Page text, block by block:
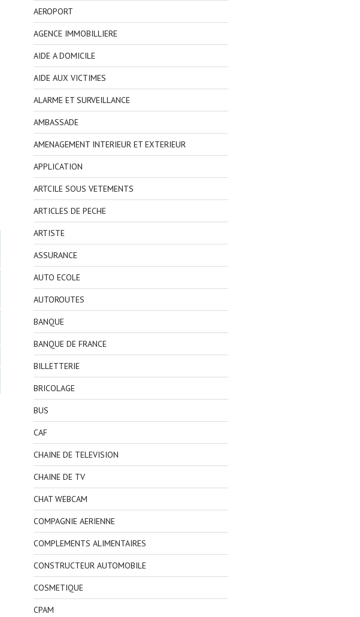
AEROPORT
AGENCE IMMOBILLIERE
AIDE A DOMICILE
AIDE AUX VICTIMES
ALARME ET SURVEILLANCE
AMBASSADE
AMENAGEMENT INTERIEUR ET EXTERIEUR
APPLICATION
ARTCILE SOUS VETEMENTS
ARTICLES DE PECHE
ARTISTE
ASSURANCE
AUTO ECOLE
AUTOROUTES
BANQUE
BANQUE DE FRANCE
BILLETTERIE
BRICOLAGE
BUS
CAF
CHAINE DE TELEVISION
CHAINE DE TV
CHAT WEBCAM
COMPAGNIE AERIENNE
COMPLEMENTS ALIMENTAIRES
CONSTRUCTEUR AUTOMOBILE
COSMETIQUE
CPAM